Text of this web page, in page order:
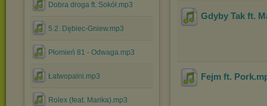
Dobra droga ft. Sokół.mp3
5.2. Dębiec-Gniew.mp3
Płomień 81 - Odwaga.mp3
Łatwopalni.mp3
Rolex (feat. Marika).mp3
Gdyby Tak ft.
Fejm ft. Pork